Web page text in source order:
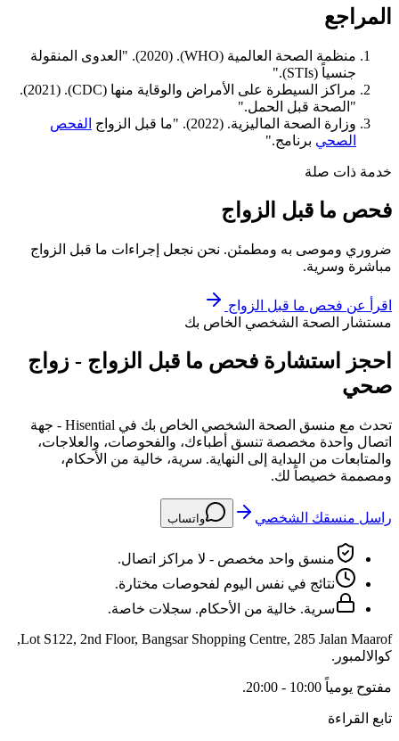
المراجع
منظمة الصحة العالمية (WHO). (2020). "العدوى المنقولة
جنسياً (STIs)."
مراكز السيطرة على الأمراض والوقاية منها (CDC). (2021).
"الصحة قبل الحمل."
وزارة الصحة الماليزية. (2022). "ما قبل الزواج
الفحص
الصحي برنامج."
خدمة ذات صلة
فحص ما قبل الزواج
ضروري وموصى به ومطمئن. نحن نجعل إجراءات ما قبل الزواج
مباشرة وسرية.
اقرأ عن فحص ما قبل الزواج
مستشار الصحة الشخصي الخاص بك
احجز استشارة فحص ما قبل الزواج - زواج
صحي
تحدث مع منسق الصحة الشخصي الخاص بك في Hisential - جهة
اتصال واحدة مخصصة تنسق أطباءك، والفحوصات، والعلاجات،
والمتابعات من البداية إلى النهاية. سرية، خالية من الأحكام،
ومصممة خصيصاً لك.
راسل منسقك الشخصي واتساب
منسق واحد مخصص - لا مراكز اتصال.
نتائج في نفس اليوم لفحوصات مختارة.
سرية. خالية من الأحكام. سجلات خاصة.
Lot S122, 2nd Floor, Bangsar Shopping Centre, 285 Jalan Maarof
,
كوالالمبور .
مفتوح يومياً 10:00 - 20:00 .
تابع القراءة